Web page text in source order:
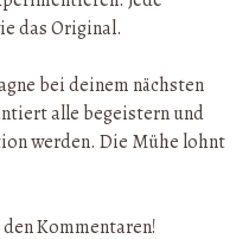
das Original.
bei deinem nächsten
alle begeistern und
werden. Die Mühe lohnt
Kommentaren!